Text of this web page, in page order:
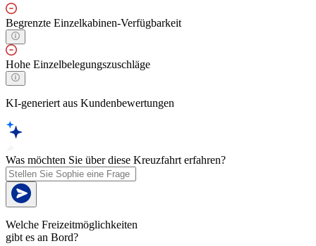
Begrenzte Einzelkabinen-Verfügbarkeit
Hohe Einzelbelegungszuschläge
KI-generiert aus Kundenbewertungen
Was möchten Sie über diese Kreuzfahrt erfahren?
Welche Freizeitmöglichkeiten
gibt es an Bord?